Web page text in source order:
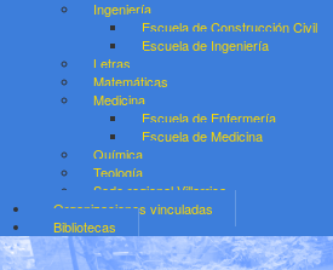
Ingeniería
Escuela de Construcción Civil
Escuela de Ingeniería
Letras
Matemáticas
Medicina
Escuela de Enfermería
Escuela de Medicina
Química
Teología
Sede regional Villarrica
Organizaciones vinculadas
Bibliotecas